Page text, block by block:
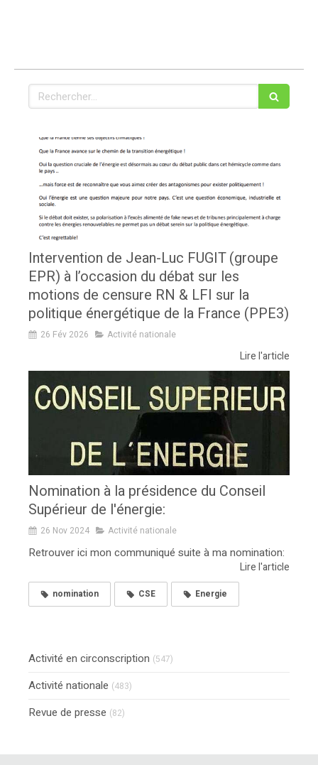
Rechercher
Intervention de Jean-Luc FUGIT (groupe
EPR) à l’occasion du débat sur les
motions de censure RN & LFI sur la
politique énergétique de la France (PPE3)
26 Fév 2026 Activité nationale
Lire l'article
Nomination à la présidence du Conseil
Supérieur de l'énergie:
26 Nov 2024 Activité nationale
Retrouver ici mon communiqué suite à ma nomination:
Lire l'article
nomination CSE Energie
Activité en circonscription (547)
Activité nationale (483)
Revue de presse (82)